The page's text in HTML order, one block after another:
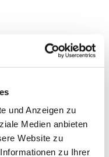
und Anzeigen zu
Medien anbieten
Website zu
zu Ihrer
in der Bundesrepublik